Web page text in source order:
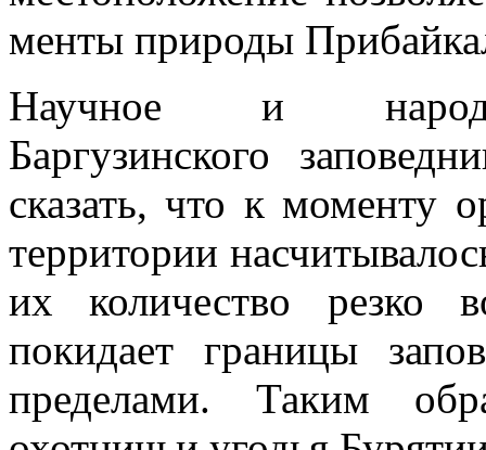
менты природы
Научное и
Баргузинского
сказать, что к моменту
территории
их ко­личество резко
покидает границы
пределами. Таким